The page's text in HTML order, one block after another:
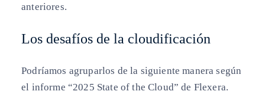
anteriores.
Los desafíos de la cloudificación
Podríamos agruparlos de la siguiente manera según
el informe “2025 State of the Cloud” de Flexera.